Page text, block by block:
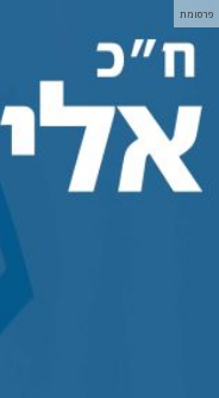
פרסומת